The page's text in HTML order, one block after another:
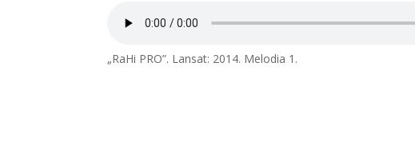
„RaHi PRO”. Lansat: 2014. Melodia 1.